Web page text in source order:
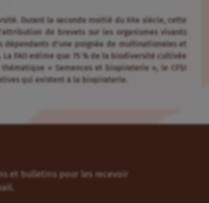
Durant la seconde moitié du XXe siècle, cette
de brevets sur les organismes vivants
dépendants d’une poignée de multinationales et
FAO estime que 75 % de la biodiversité cultivée
« Semences et biopiraterie », le CFSI
qui existent à la biopiraterie.
et bulletins pour les recevoir